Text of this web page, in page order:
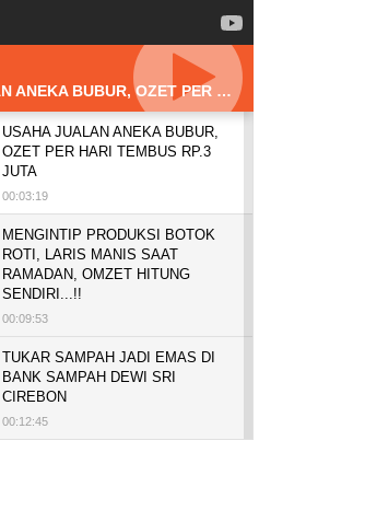
USAHA JUALAN ANEKA BUBUR, OZET PER HARI TEMBUS RP.3 JUTA
USAHA JUALAN ANEKA BUBUR,
OZET PER HARI TEMBUS RP.3
JUTA
00:03:19
MENGINTIP PRODUKSI BOTOK
ROTI, LARIS MANIS SAAT
RAMADAN, OMZET HITUNG
SENDIRI...!!
00:09:53
TUKAR SAMPAH JADI EMAS DI
BANK SAMPAH DEWI SRI
CIREBON
00:12:45